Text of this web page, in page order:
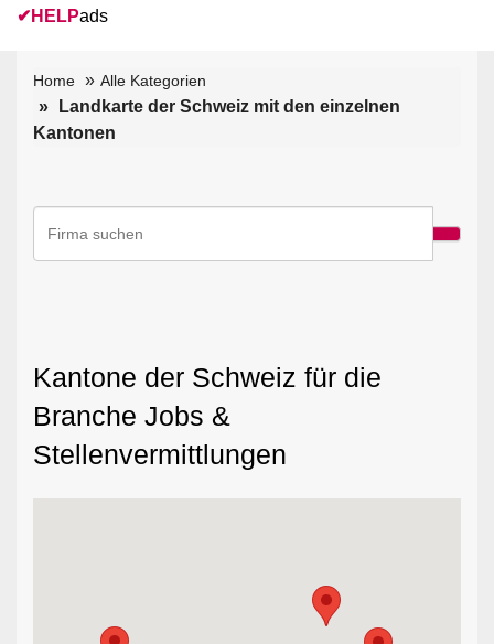
✔ HELPads
Home Alle Kategorien
Landkarte der Schweiz mit den einzelnen
Kantonen
Kantone der Schweiz für die
Branche Jobs &
Stellenvermittlungen